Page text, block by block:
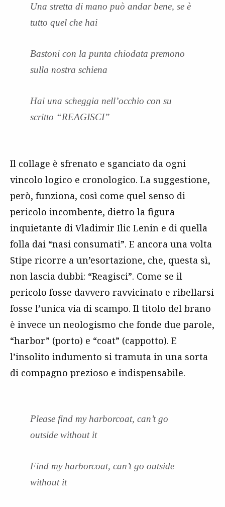
Una stretta di mano può andar bene, se è
tutto quel che hai
Bastoni con la punta chiodata premono
sulla nostra schiena
Hai una scheggia nell’occhio con su
scritto “REAGISCI”
Il collage è sfrenato e sganciato da ogni
vincolo logico e cronologico. La suggestione,
però, funziona, così come quel senso di
pericolo incombente, dietro la figura
inquietante di Vladimir Ilic Lenin e di quella
folla dai “nasi consumati”. E ancora una volta
Stipe ricorre a un’esortazione, che, questa sì,
non lascia dubbi: “Reagisci”. Come se il
pericolo fosse davvero ravvicinato e ribellarsi
fosse l’unica via di scampo. Il titolo del brano
è invece un neologismo che fonde due parole,
“harbor” (porto) e “coat” (cappotto). E
l’insolito indumento si tramuta in una sorta
di compagno prezioso e indispensabile.
Please find my harborcoat, can’t go
outside without it
Find my harborcoat, can’t go outside
without it